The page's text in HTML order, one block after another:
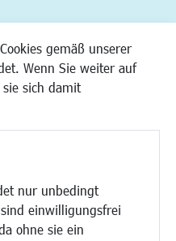
gemäß unserer
Wenn Sie weiter auf
sich damit
nur unbedingt
einwilligungsfrei
ohne sie ein